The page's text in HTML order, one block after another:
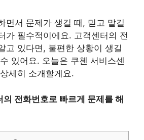
면서 문제가 생길 때, 믿고 맡길
가 필수적이에요. 고객센터의 전
고 있다면, 불편한 상황이 생길
있어요. 오늘은 쿠첸 서비스센
세히 소개할게요.
의 전화번호로 빠르게 문제를 해